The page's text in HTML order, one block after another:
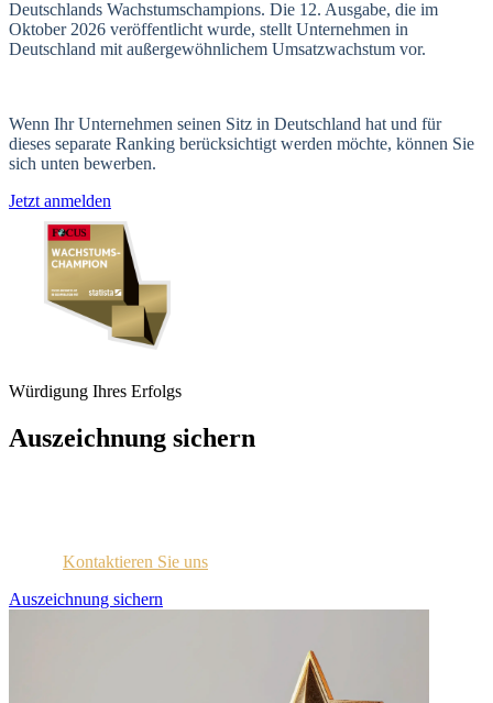
Deutschlands Wachstumschampions. Die 12. Ausgabe, die im
Oktober 2026 veröffentlicht wurde, stellt Unternehmen in
Deutschland mit außergewöhnlichem Umsatzwachstum vor.
Wenn Ihr Unternehmen seinen Sitz in Deutschland hat und für
dieses separate Ranking berücksichtigt werden möchte, können Sie
sich unten bewerben.
Jetzt anmelden
Würdigung Ihres Erfolgs
Auszeichnung sichern
Kontaktieren Sie uns
Auszeichnung sichern